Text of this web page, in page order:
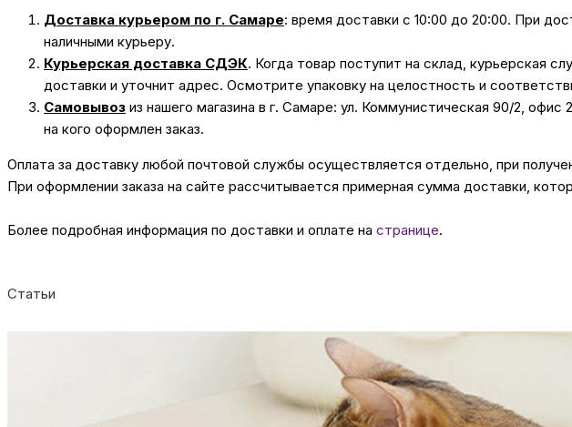
Доставка курьером по г. Самаре: время доставки с 10:00 до 20:00. При
наличными курьеру.
Курьерская доставка СДЭК. Когда товар поступит на склад, курьерская
доставки и уточнит адрес. Осмотрите упаковку на целостность и
Самовывоз из нашего магазина в г. Самаре: ул. Коммунистическая 90/2,
на кого оформлен заказ.
Оплата за доставку любой почтовой службы осуществляется отдельно, при
При оформлении заказа на сайте рассчитывается примерная сумма доставки,
Более подробная информация по доставки и оплате на странице.
Статьи